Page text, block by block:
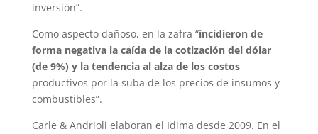
inversión”.
Como aspecto dañoso, en la zafra “incidieron de
forma negativa la caída de la cotización del dólar
(de 9%) y la tendencia al alza de los costos
productivos por la suba de los precios de insumos y
combustibles”.
Carle & Andrioli elaboran el Idima desde 2009. En el